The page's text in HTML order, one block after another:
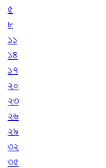
৫
৮
১১
১৪
১৭
২০
২৩
২৬
২৯
৩২
৩৫